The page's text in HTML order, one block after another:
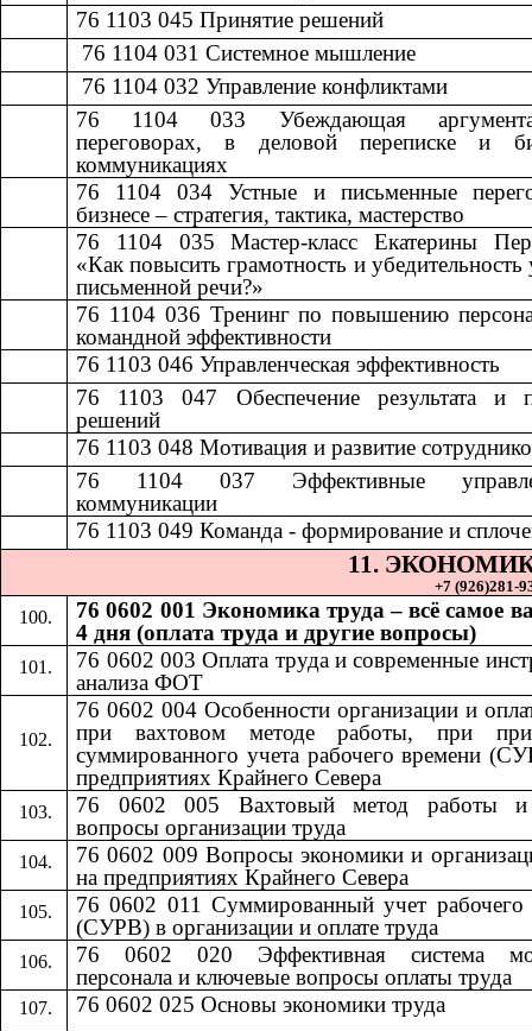
76 1103 045 ​​Принятие решений​​
​​ 76 1104 031 ​​Системное мышление​​
​​ 76 1104 032 ​​Управление конфликтами​​
76 1104 033
Убеждающая
переговорах, в деловой переписке и
коммуникациях
76 1104 034 ​​Устные и письменные
бизнесе – стратегия, тактика, мастерство​​
76 1104 035 ​​Мастер-класс Екатерины
«Как повысить грамотность и убедительность
письменной речи?»
76 1104 036 Тренинг по повышению
командной эффективности
76 1103 046 ​​Управленческая эффективность​​
76 1103 047
Обеспечение результата и
решений​​
76 1103 048 ​​Мотивация и развитие
76 1104 037
Эффективные
коммуникации​​
76 1103 049 ​​Команда - формирование и
11.​​
+7 (926)281-
76 0602 001 Экономика труда – всё самое
4 дня (оплата труда и другие вопросы)
76 0602 003 Оплата труда и современные
анализа ФОТ
76 0602 004 Особенности организации и
при вахтовом методе работы, при
суммированного учета рабочего времени
предприятиях Крайнего Севера
76 0602 005 Вахтовый метод работы и
вопросы организации труда
76 0602 009 Вопросы экономики и
на предприятиях Крайнего Севера
76 0602 011 Суммированный учет рабочего
(СУРВ) в организации и оплате труда
76 0602 020 Эффективная система
персонала и ключевые вопросы оплаты труда
76 0602 025 Основы экономики труда